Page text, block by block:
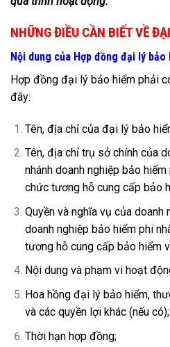
NHỮNG ĐIỀU CẦN BIẾT VỀ
Nội dung của Hợp đồng đại lý bảo
Hợp đồng đại lý bảo hiểm phải
đây:
Tên, địa chỉ của đại lý bảo
Tên, địa chỉ trụ sở chính của
nhánh doanh nghiệp bảo
chức tương hỗ cung cấp bảo
Quyền và nghĩa vụ của doanh
doanh nghiệp bảo hiểm phi
tương hỗ cung cấp bảo hiểm
Nội dung và phạm vi hoạt
Hoa hồng đại lý bảo hiểm,
và các quyền lợi khác (nếu có);
Thời hạn hợp đồng;